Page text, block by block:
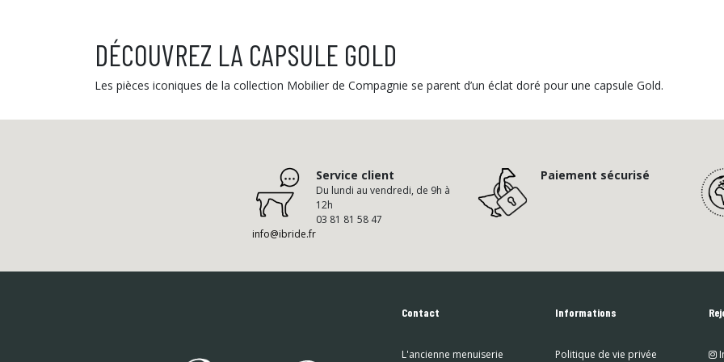
DÉCOUVREZ LA CAPSULE GOLD
Les pièces iconiques de la collection Mobilier de Compagnie se parent d’un éclat doré pour une capsule Gold.
Paiement sécurisé
Service client
Du lundi au vendredi, de 9h à
12h
03 81 81 58 47
info@ibride.fr
Contact
L'ancienne menuiserie
Informations
Politique de vie privée